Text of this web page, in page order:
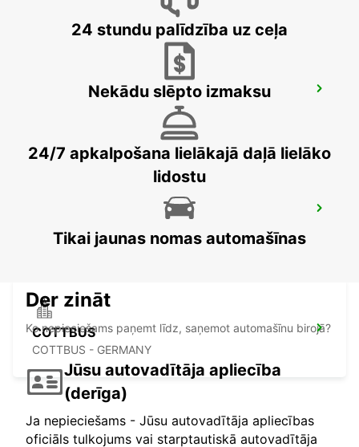
BAUTZEN
CHEMNITZ - GERMANY
COTTBUS
COTTBUS - GERMANY
24 stundu palīdzība uz ceļa
Nekādu slēpto izmaksu
24/7 apkalpošana lielākajā daļā lielāko
lidostu
Tikai jaunas nomas automašīnas
Der zināt
Ko nepieciešams paņemt līdz, saņemot automašīnu birojā?
Jūsu autovadītāja apliecība
(derīga)
Ja nepieciešams - Jūsu autovadītāja apliecības
oficiāls tulkojums vai starptautiskā autovadītāja